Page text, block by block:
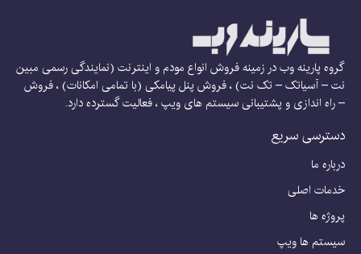
گروه پارینه وب در زمینه فروش انواع مودم و اینترنت (نمایندگی رسمی مبین
نت – آسیاتک – تک نت) ، فروش پنل پیامکی (با تمامی امکانات) ، فروش
– راه اندازی و پشتیبانی سیستم های ویپ ، فعالیت گسترده دارد.
دسترسی سریع
درباره ما
خدمات اصلی
پروژه ها
سیستم ها ویپ